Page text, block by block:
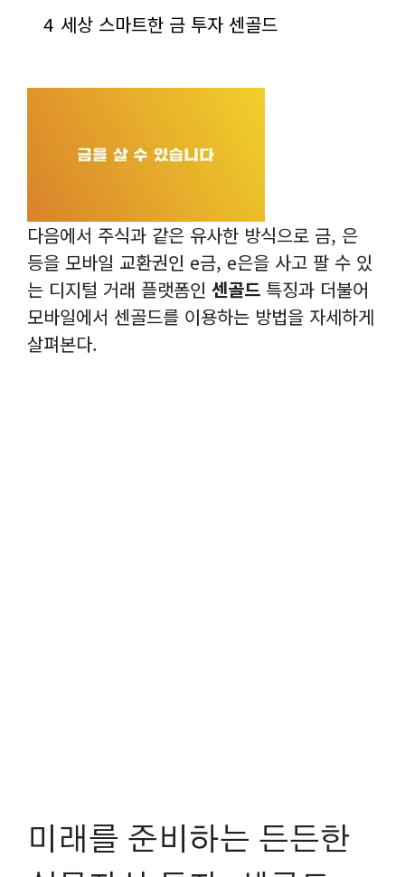
4 세상 스마트한 금 투자 센골드
다음에서 주식과 같은 유사한 방식으로 금, 은
등을 모바일 교환권인 e금, e은을 사고 팔 수 있
는 디지털 거래 플랫폼인 센골드 특징과 더불어
모바일에서 센골드를 이용하는 방법을 자세하게
살펴본다.
미래를 준비하는 든든한